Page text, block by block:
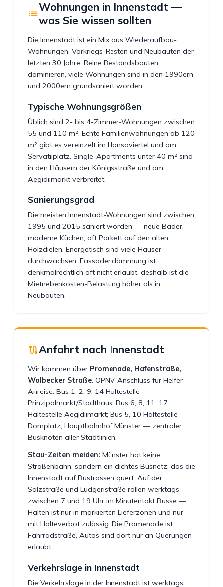
Wohnungen in Innenstadt —
was Sie wissen sollten
Die Innenstadt ist ein Mix aus Wiederaufbau-
Wohnungen, Vorkriegs-Resten und Neubauten der
letzten 30 Jahre. Reine Bestandsbauten
dominieren, viele Wohnungen sind in den 1990ern
und 2000ern grundsaniert worden.
Typische Wohnungsgrößen
Üblich sind 2- bis 4-Zimmer-Wohnungen zwischen
55 und 110 m². Echte Familienwohnungen ab 120
m² gibt es vereinzelt im Hansaviertel und am
Servatiiplatz. Single-Apartments unter 40 m² sind
in den Häusern der Königsstraße und am
Aegidiimarkt verbreitet.
Sanierungsgrad
Die meisten Innenstadt-Wohnungen sind zwischen
1995 und 2015 saniert worden — neue Bäder,
moderne Küchen, oft Parkett auf den alten
Holzdielen. Energetisch sind viele Häuser
durchwachsen: Fassadendämmung ist
denkmalrechtlich oft nicht erlaubt, deshalb ist die
Mietnebenkosten-Belastung höher als in
Neubauten.
Anfahrt nach Innenstadt
Wir kommen über Promenade, Hafenstraße,
Wolbecker Straße. ÖPNV-Anschluss für Helfer-
Anreise: Bus 1, 2, 9, 14 Haltestelle
Prinzipalmarkt/Stadthaus; Bus 6, 8, 11, 17
Haltestelle Aegidiimarkt; Bus 5, 10 Haltestelle
Domplatz; Hauptbahnhof Münster — zentraler
Busknoten aller Stadtlinien.
Stau-Zeiten meiden: Münster hat keine
Straßenbahn, sondern ein dichtes Busnetz, das die
Innenstadt auf Bustrassen quert. Auf der
Salzstraße und Ludgeristraße rollen werktags
zwischen 7 und 19 Uhr im Minutentakt Busse —
Halten ist nur in markierten Lieferzonen und nur
mit Halteverbot zulässig. Die Promenade ist
Fahrradstraße, Autos sind dort nur an Querungen
erlaubt..
Verkehrslage in Innenstadt
Die Verkehrslage in der Innenstadt ist werktags